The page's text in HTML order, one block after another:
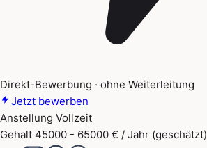
Direkt-Bewerbung · ohne Weiterleitung
Jetzt bewerben
Anstellung Vollzeit
Gehalt 45000 - 65000 € / Jahr (geschätzt)